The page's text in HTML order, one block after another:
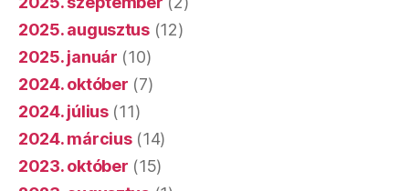
2025. augusztus(12)
2025. január (10)
2024. október (7)
2024. július(11)
2024. március(14)
2023. október (15)